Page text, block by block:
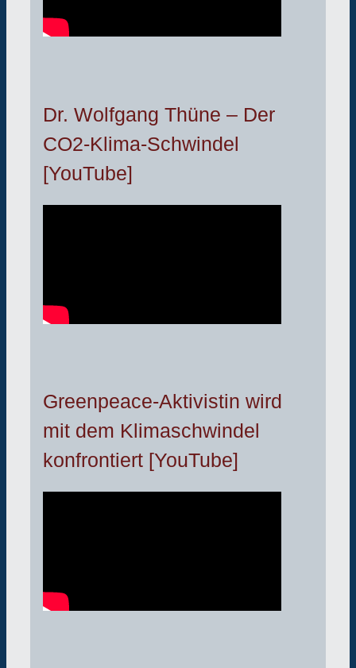
Dr. Wolfgang Thüne – Der
CO2-Klima-Schwindel
[YouTube]
Greenpeace-Aktivistin wird
mit dem Klimaschwindel
konfrontiert [YouTube]